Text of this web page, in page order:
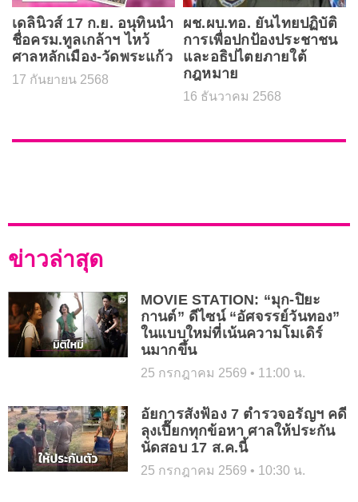
เดลินิวส์ 17 ก.ย. อนุทินนำ
ชื่อครม.ทูลเกล้าฯ ไหว้
ศาลหลักเมือง-วัดพระแก้ว
17 กันยายน 2568
ผช.ผบ.ทอ. ยันไทยปฏิบัติ
การเพื่อปกป้องประชาชน
และอธิปไตยภายใต้
กฎหมาย
16 ธันวาคม 2568
ข่าวล่าสุด
MOVIE STATION: “มุก-ปิยะ
กานต์” ดีไซน์ “อัศจรรย์วันทอง”
ในแบบใหม่ที่เน้นความโมเดิร์
นมากขึ้น
25 กรกฎาคม 2569 11:00 น.
อัยการสั่งฟ้อง 7 ตำรวจอรัญฯ คดี
ลุงเปี๊ยกทุกข้อหา ศาลให้ประกัน
นัดสอบ 17 ส.ค.นี้
25 กรกฎาคม 2569 10:30 น.